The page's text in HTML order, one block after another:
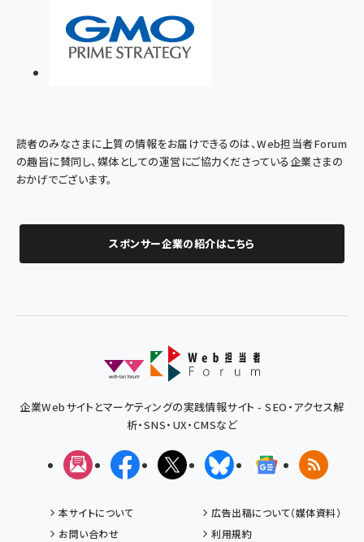
読者のみなさまに上質の情報をお届けできるのは、Web担当者Forum
の趣旨に賛同し、媒体としての運営にご協力くださっている企業さまの
おかげでございます。
スポンサー企業の紹介はこちら
企業Webサイトとマーケティングの実践情報サイト - SEO・アクセス解
析・SNS・UX・CMSなど
メルマガFacebookX(エックス)BlueskyGoogleニュ
RSS
本サイトについて
広告出稿について（媒体資料）
お問い合わせ
利用規約